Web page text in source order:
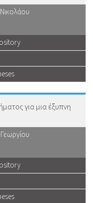
για μια έξυπνη